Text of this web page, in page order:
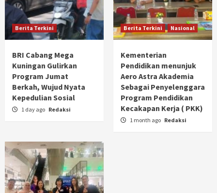
Berita Terkini
BRI Cabang Mega
Kuningan Gulirkan
Program Jumat
Berkah, Wujud Nyata
Kepedulian Sosial
1 day ago Redaksi
Berita Terkini Nasional
Kementerian
Pendidikan menunjuk
Aero Astra Akademia
Sebagai Penyelenggara
Program Pendidikan
Kecakapan Kerja ( PKK)
1 month ago Redaksi